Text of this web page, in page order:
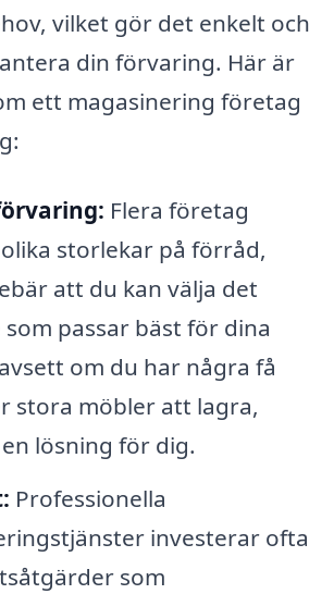
vilket gör det enkelt och
din förvaring. Här är
ett magasinering företag
Flera företag
storlekar på förråd,
att du kan välja det
passar bäst för dina
om du har några få
stora möbler att lagra,
lösning för dig.
Professionella
investerar ofta
som